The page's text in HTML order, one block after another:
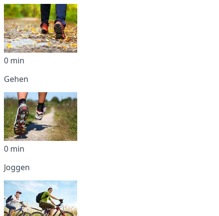
0 min
Gehen
0 min
Joggen